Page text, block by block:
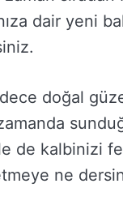
dair yeni
doğal
de kalbinizi
ne